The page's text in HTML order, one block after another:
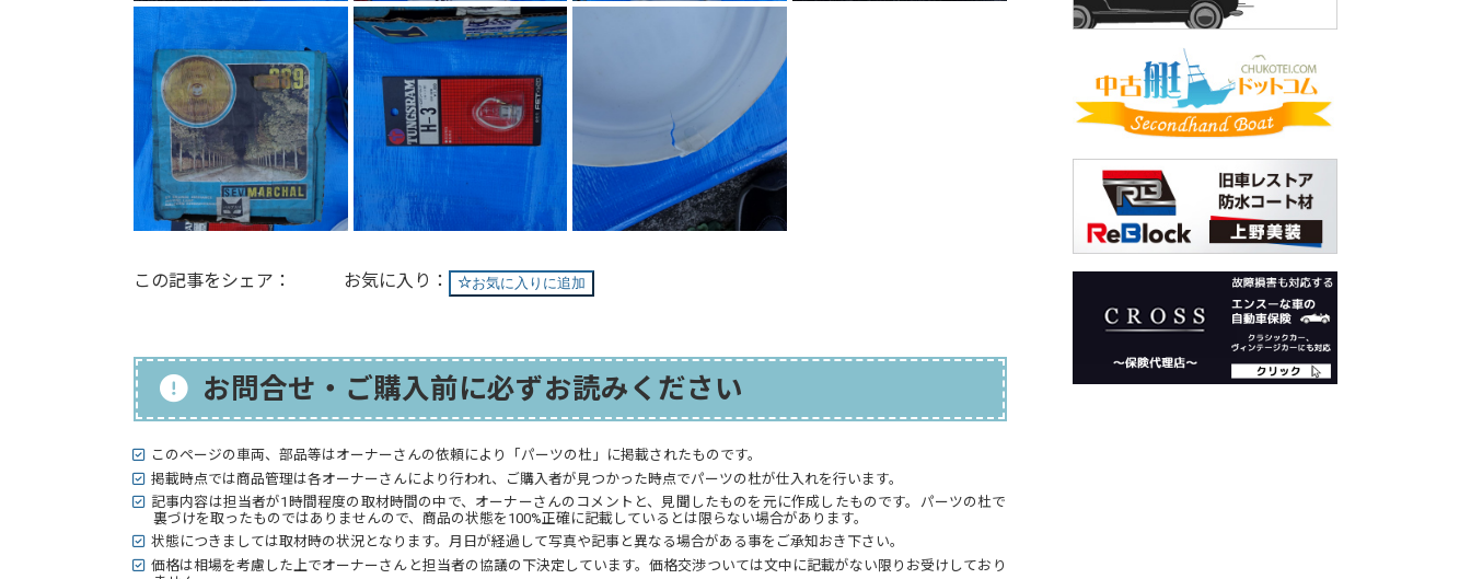
お気に入りに追加
この記事をシェア：
お問合せ・ご購入前に必ずお読みください
このページの車両、部品等はオーナーさんの依頼により「パーツの杜」に掲載されたものです。
掲載時点では商品管理は各オーナーさんにより行われ、ご購入者が見つかった時点でパーツの杜が仕入れを行います。
記事内容は担当者が1時間程度の取材時間の中で、オーナーさんのコメントと、見聞したものを元に作成したものです。パーツの杜で
裏づけを取ったものではありませんので、商品の状態を100%正確に記載しているとは限らない場合があります。
状態につきましては取材時の状況となります。月日が経過して写真や記事と異なる場合がある事をご承知おき下さい。
価格は相場を考慮した上でオーナーさんと担当者の協議の下決定しています。価格交渉ついては文中に記載がない限りお受けしており